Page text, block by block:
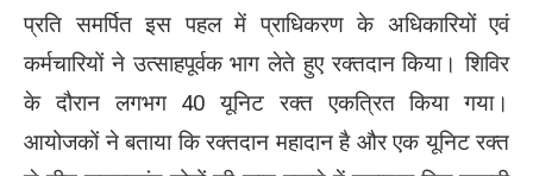
प्रति समर्पित इस पहल में प्राधिकरण के अधिकारियों एवं
कर्मचारियों ने उत्साहपूर्वक भाग लेते हुए रक्तदान किया। शिविर
के दौरान लगभग 40 यूनिट रक्त एकत्रित किया गया।
आयोजकों ने बताया कि रक्तदान महादान है और एक यूनिट रक्त